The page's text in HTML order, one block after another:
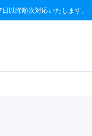
以降順次対応いたします。